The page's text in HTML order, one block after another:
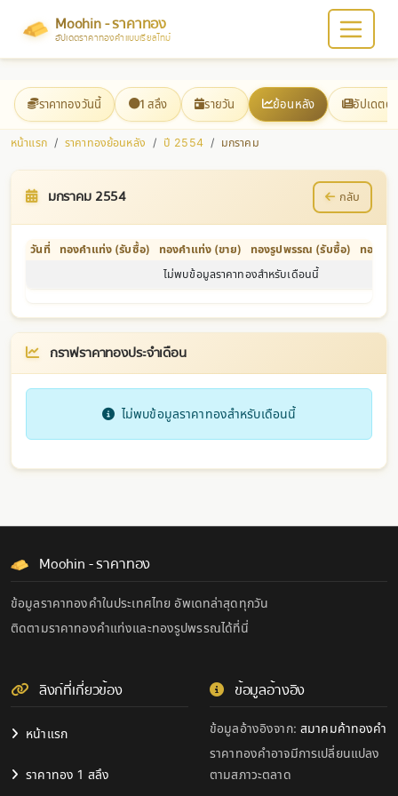
Moohin - ราคาทอง
อัปเดตราคาทองคำแบบเรียลไทม์
ราคาทองวันนี้ 1 สลึง รายวัน ย้อนหลัง อัปเดตต
หน้าแรก ราคาทองย้อนหลัง ปี 2554 มกราคม
มกราคม 2554 กลับ
วันที่ ทองคำแท่ง (รับซื้อ) ทองคำแท่ง (ขาย) ทองรูปพรรณ (รับซื้อ)
ทองรูป
ไม่พบข้อมูลราคาทองสำหรับเดือนนี้
กราฟราคาทองประจำเดือน
ไม่พบข้อมูลราคาทองสำหรับเดือนนี้
Moohin - ราคาทอง
ข้อมูลราคาทองคำในประเทศไทย อัพเดทล่าสุดทุกวัน
ติดตามราคาทองคำแท่งและทองรูปพรรณได้ที่นี่
ลิงก์ที่เกี่ยวข้อง
หน้าแรก
ราคาทอง 1 สลึง
ข้อมูลอ้างอิง
ข้อมูลอ้างอิงจาก: สมาคมค้าทองคำ
ราคาทองคำอาจมีการเปลี่ยนแปลง
ตามสภาวะตลาด